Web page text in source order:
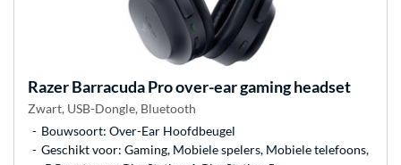
RazerBarracuda Pro over-ear gaming headset
Zwart, USB-Dongle, Bluetooth
Bouwsoort: Over-Ear Hoofdbeugel
Geschikt voor: Gaming, Mobiele spelers, Mobiele telefoons,